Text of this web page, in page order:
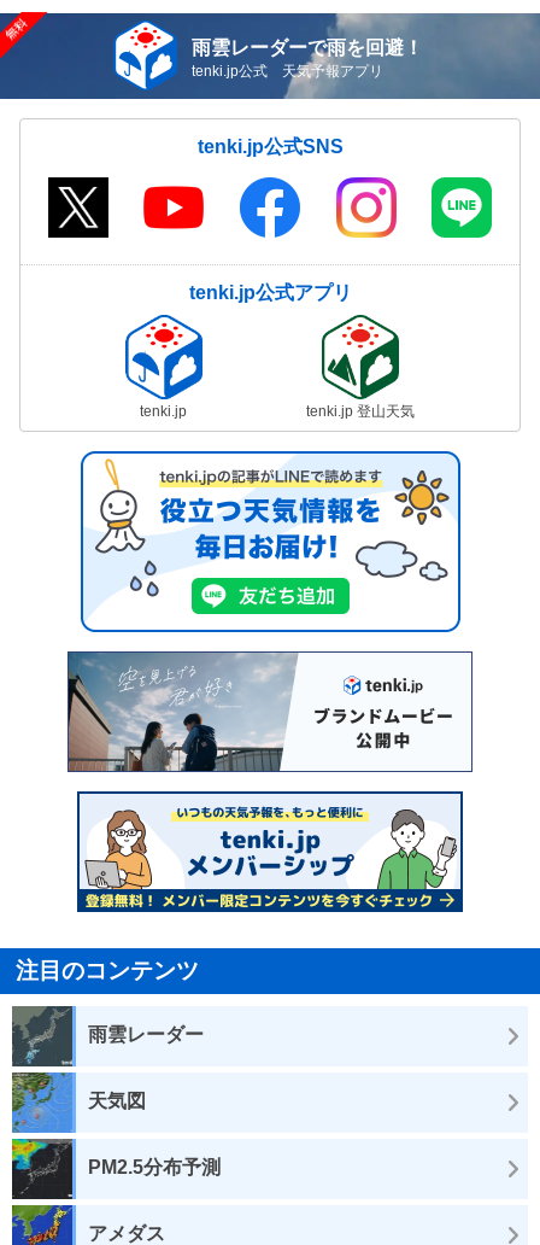
雨雲レーダーで雨を回避！
tenki.jp公式 天気予報アプリ
tenki.jp公式SNS
tenki.jp公式アプリ
tenki.jp tenki.jp 登山天気
注目のコンテンツ
雨雲レーダー
天気図
PM2.5分布予測
アメダス